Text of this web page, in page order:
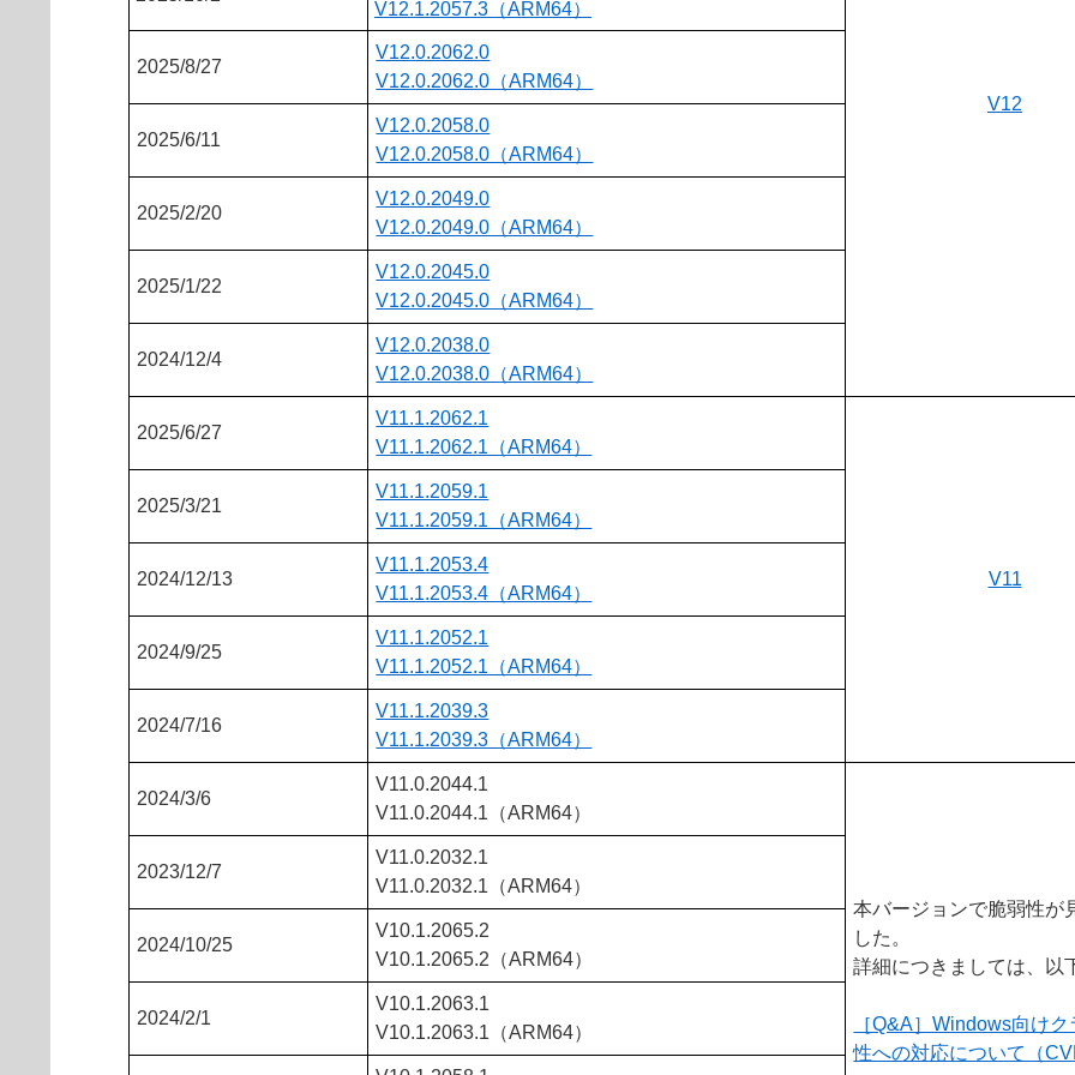
V12
V12.1.2057.3（ARM64）
2025/8/27
V12.0.2062.0
V12.0.2062.0（ARM64）
2025/6/11
V12.0.2058.0
V12.0.2058.0（ARM64）
2025/2/20
V12.0.2049.0
V12.0.2049.0（ARM64）
2025/1/22
V12.0.2045.0
V12.0.2045.0（ARM64）
2024/12/4
V12.0.2038.0
V12.0.2038.0（ARM64）
2025/6/27
V11.1.2062.1
V11.1.2062.1（ARM64）
V11
2025/3/21
V11.1.2059.1
V11.1.2059.1（ARM64）
2024/12/13
V11.1.2053.4
V11.1.2053.4（ARM64）
2024/9/25
V11.1.2052.1
V11.1.2052.1（ARM64）
2024/7/16
V11.1.2039.3
V11.1.2039.3（ARM64）
2024/3/6
V11.0.2044.1
V11.0.2044.1（ARM64）
本バージョンで脆弱性が
した。
詳細につきましては、以
［Q&A］Windows向け
性への対応について（
2023/12/7
V11.0.2032.1
V11.0.2032.1（ARM64）
2024/10/25
V10.1.2065.2
V10.1.2065.2（ARM64）
2024/2/1
V10.1.2063.1
V10.1.2063.1（ARM64）